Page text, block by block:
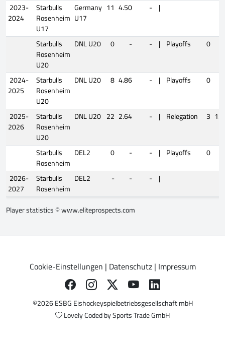
2023-
2024
Starbulls
Rosenheim
U17
Germany
U17
11 4.50 - |
Starbulls
Rosenheim
U20
DNL U20 0 - - | Playoffs 0
2024-
2025
Starbulls
Rosenheim
U20
DNL U20 8 4.86 - | Playoffs 0
2025-
2026
Starbulls
Rosenheim
U20
DNL U20 22 2.64 - | Relegation 3
Starbulls
Rosenheim
DEL2 0 - - | Playoffs
0
2026-
2027
Starbulls
Rosenheim
DEL2 - - - |
Player statistics ©www.eliteprospects.com
Cookie-Einstellungen | Datenschutz| Impressum
©2026 ESBG Eishockeyspielbetriebsgesellschaft mbH
Lovely Coded bySports Trade GmbH